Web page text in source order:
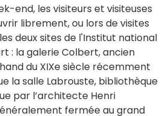
end, les visiteurs et visiteuses
librement, ou lors de visites
deux sites de l'Institut national
: la galerie Colbert, ancien
du XIXe siècle récemment
la salle Labrouste, bibliothèque
par l’architecte Henri
fermée au grand